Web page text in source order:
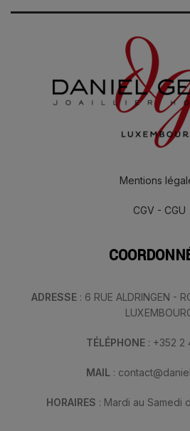
Mentions
CGV - CGU
ADRESSE : 6 RUE ALDRINGEN -
TÉLÉPHONE : +352 2
MAIL :
HORAIRES : Mardi au Samedi